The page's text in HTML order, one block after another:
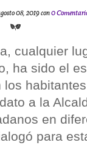
08, 2019 con0
cualquier
ha sido el
a la
en
para